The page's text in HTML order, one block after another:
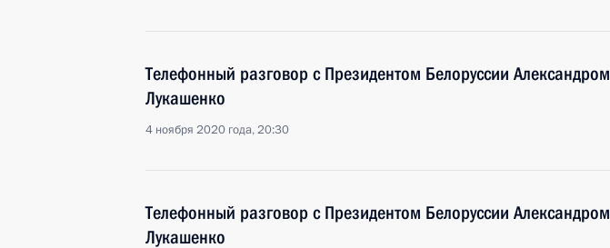
Телефонный разговор с Президентом Белоруссии Александром
Лукашенко
4 ноября 2020 года, 20:30
Телефонный разговор с Президентом Белоруссии Александром
Лукашенко